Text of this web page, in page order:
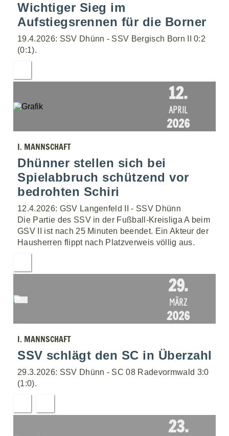
Wichtiger Sieg im
Aufstiegsrennen für die Borner
19.4.2026: SSV Dhünn - SSV Bergisch Born II 0:2
(0:1).
12.
APRIL
2026
I. MANNSCHAFT
Dhünner stellen sich bei
Spielabbruch schützend vor
bedrohten Schiri
12.4.2026: GSV Langenfeld II - SSV Dhünn
Die Partie des SSV in der Fußball-Kreisliga A beim
GSV II ist nach 25 Minuten beendet. Ein Akteur der
Hausherren flippt nach Platzverweis völlig aus.
29.
MÄRZ
2026
I. MANNSCHAFT
SSV schlägt den SC in Überzahl
29.3.2026: SSV Dhünn - SC 08 Radevormwald 3:0
(1:0).
23.